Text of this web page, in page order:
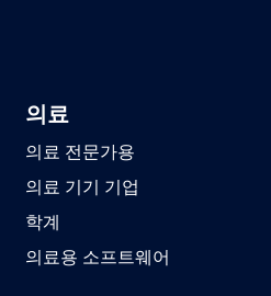
의료
의료 전문가용
의료 기기 기업
학계
의료용 소프트웨어